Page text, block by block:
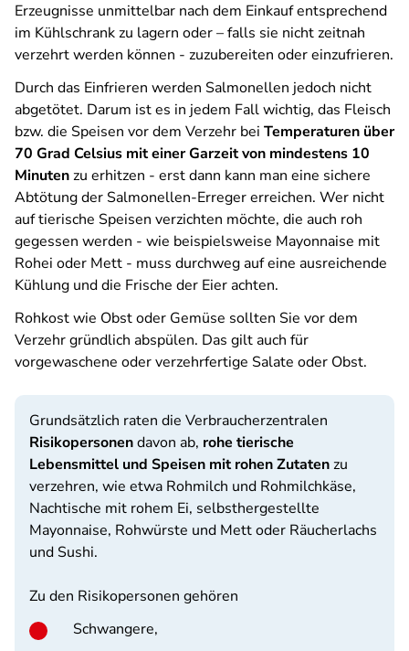
Erzeugnisse unmittelbar nach dem Einkauf entsprechend
im Kühlschrank zu lagern oder – falls sie nicht zeitnah
verzehrt werden können - zuzubereiten oder einzufrieren.
Durch das Einfrieren werden Salmonellen jedoch nicht
abgetötet. Darum ist es in jedem Fall wichtig, das Fleisch
bzw. die Speisen vor dem Verzehr bei Temperaturen über
70 Grad Celsius mit einer Garzeit von mindestens 10
Minutenzu erhitzen - erst dann kann man eine sichere
Abtötung der Salmonellen-Erreger erreichen. Wer nicht
auf tierische Speisen verzichten möchte, die auch roh
gegessen werden - wie beispielsweise Mayonnaise mit
Rohei oder Mett - muss durchweg auf eine ausreichende
Kühlung und die Frische der Eier achten.
Rohkost wie Obst oder Gemüse sollten Sie vor dem
Verzehr gründlich abspülen. Das gilt auch für
vorgewaschene oder verzehrfertige Salate oder Obst.
Grundsätzlich raten die Verbraucherzentralen
Risikopersonendavon ab, rohe tierische
Lebensmittel und Speisen mit rohen Zutatenzu
verzehren, wie etwa Rohmilch und Rohmilchkäse,
Nachtische mit rohem Ei, selbsthergestellte
Mayonnaise, Rohwürste und Mett oder Räucherlachs
und Sushi.
Zu den Risikopersonen gehören
Schwangere,